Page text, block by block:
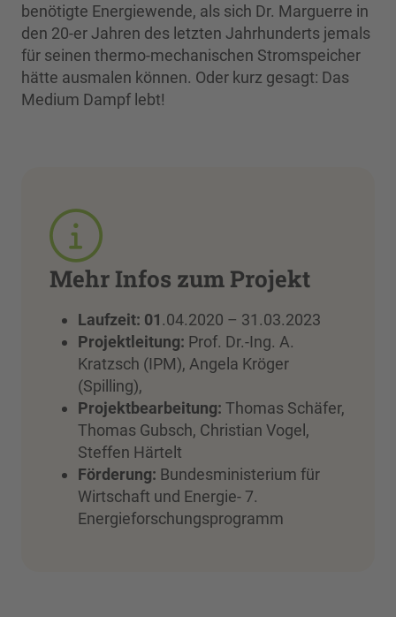
benötigte Energiewende, als sich Dr. Marguerre in
den 20-er Jahren des letzten Jahrhunderts jemals
für seinen thermo-mechanischen Stromspeicher
hätte ausmalen können. Oder kurz gesagt: Das
Medium Dampf lebt!
Mehr Infos zum Projekt
Laufzeit: 01.04.2020 – 31.03.2023
Projektleitung: Prof. Dr.-Ing. A.
Kratzsch (IPM), Angela Kröger
(Spilling),
Projektbearbeitung: Thomas Schäfer,
Thomas Gubsch, Christian Vogel,
Steffen Härtelt
Förderung: Bundesministerium für
Wirtschaft und Energie- 7.
Energieforschungsprogramm